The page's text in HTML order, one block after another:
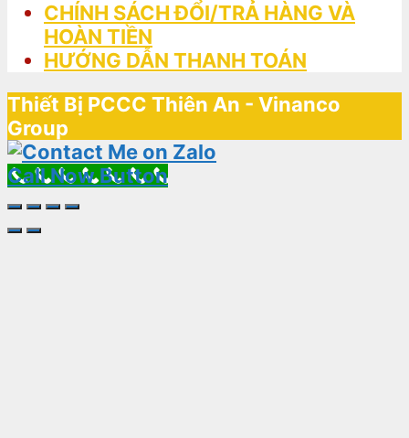
CHÍNH SÁCH ĐỔI/TRẢ HÀNG VÀ
HOÀN TIỀN
HƯỚNG DẪN THANH TOÁN
Thiết Bị PCCC Thiên An - Vinanco
Group
Call Now Button